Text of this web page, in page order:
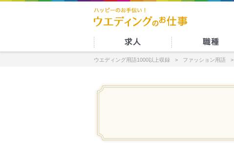
ウエディング用語1000以上収録 ファッション用語